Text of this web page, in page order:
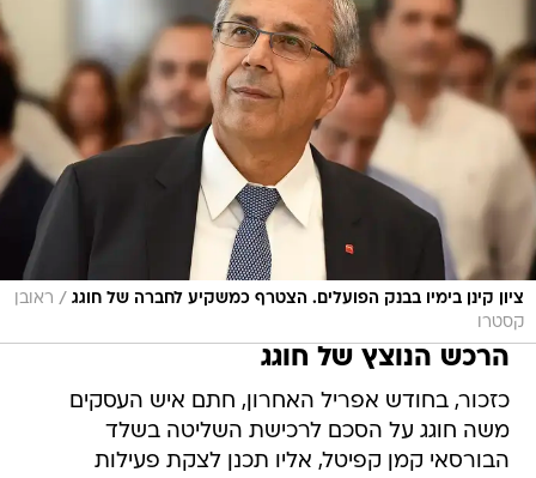
ציון קינן בימיו בבנק הפועלים. הצטרף כמשקיע לחברה של חוגג / ראובן
קסטרו
הרכש הנוצץ של חוגג
כזכור, בחודש אפריל האחרון, חתם איש העסקים
משה חוגג על הסכם לרכישת השליטה בשלד
הבורסאי קמן קפיטל, אליו תכנן לצקת פעילות